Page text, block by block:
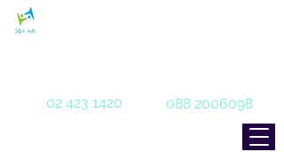
02 423 1420 088 2006098